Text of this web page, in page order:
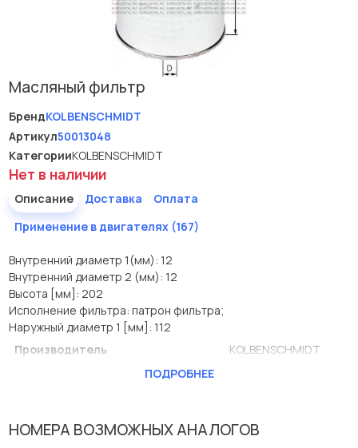
Масляный фильтр
БрендKOLBENSCHMIDT
Артикул50013048
КатегорииKOLBENSCHMIDT
Нет в наличии
Описание Доставка
Оплата
Применение в двигателях (167)
Внутренний диаметр 1(мм): 12
Внутренний диаметр 2 (мм): 12
Высота [мм]: 202
Исполнение фильтра: патрон фильтра;
Наружный диаметр 1 [мм]: 112
Производитель
KOLBENSCHMIDT
Внутренний диаметр 1(мм)
Высота [мм]
202
ПОДРОБНЕЕ
НОМЕРА ВОЗМОЖНЫХ АНАЛОГОВ